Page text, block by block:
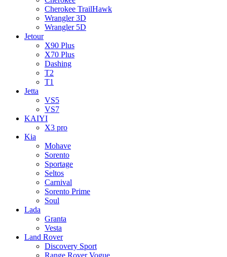
Cherokee TrailHawk
Wrangler 3D
Wrangler 5D
Jetour
X90 Plus
X70 Plus
Dashing
T2
T1
Jetta
VS5
VS7
KAIYI
X3 pro
Kia
Mohave
Sorento
Sportage
Seltos
Carnival
Sorento Prime
Soul
Lada
Granta
Vesta
Land Rover
Discovery Sport
Range Rover Vogue